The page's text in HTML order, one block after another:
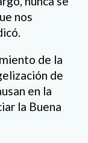
nos
de la
de
en la
la Buena